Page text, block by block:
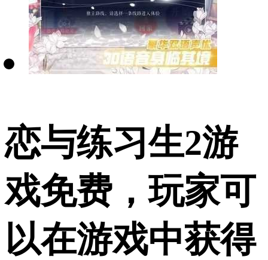
恋与练习生2游
戏免费，玩家可
以在游戏中获得